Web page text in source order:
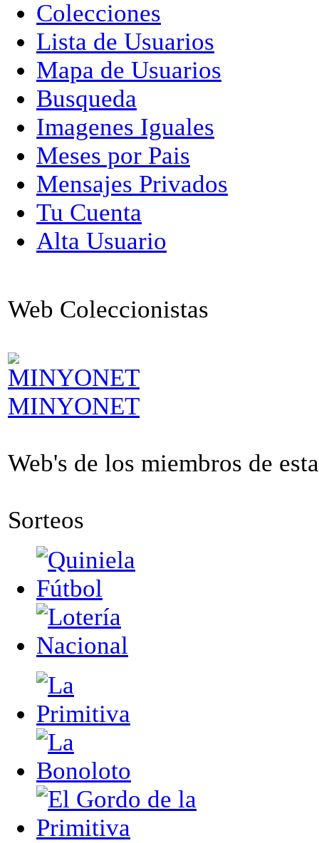
Colecciones
Lista de Usuarios
Mapa de Usuarios
Busqueda
Imagenes Iguales
Meses por Pais
Mensajes Privados
Tu Cuenta
Alta Usuario
Web Coleccionistas
MINYONET
Web's de los miembros de
Sorteos